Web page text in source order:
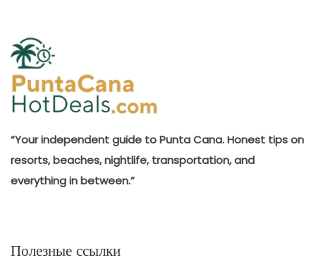
“Your independent guide to Punta Cana. Honest tips on
resorts, beaches, nightlife, transportation, and
everything in between.”
Полезные ссылки